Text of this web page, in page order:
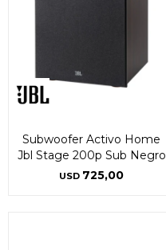
Subwoofer Activo Home
Jbl Stage 200p Sub Negro
USD 725,00